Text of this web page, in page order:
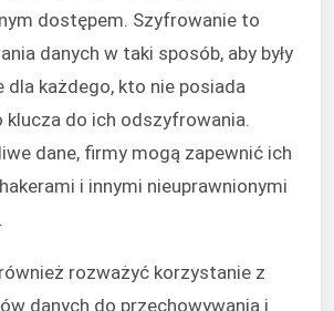
dostępem. Szyfrowanie to
danych w taki sposób, aby były
dla każdego, kto nie posiada
klucza do ich odszyfrowania.
dane, firmy mogą zapewnić ich
i innymi nieuprawnionymi
rozważyć korzystanie z
danych do przechowywania i